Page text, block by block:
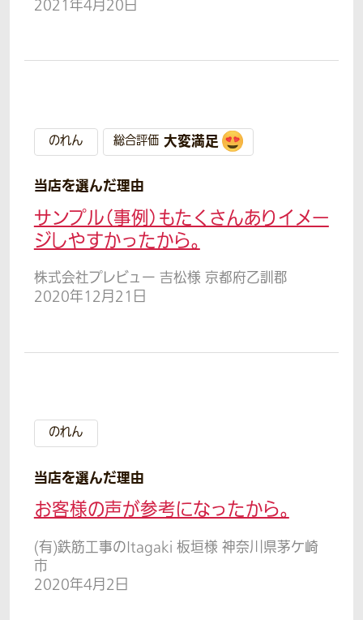
2021年4月20日
のれん 総合評価 大変満足
当店を選んだ理由
サンプル（事例）もたくさんありイメー
ジしやすかったから。
株式会社プレビュー 吉松様 京都府乙訓郡
2020年12月21日
のれん
当店を選んだ理由
お客様の声が参考になったから。
(有)鉄筋工事のItagaki 板垣様 神奈川県茅ケ崎
市
2020年4月2日